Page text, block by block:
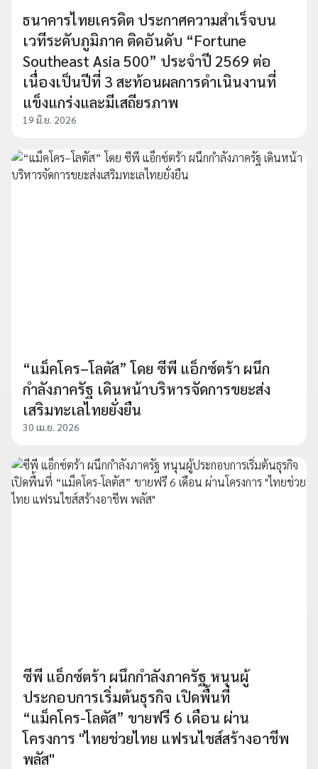
ธนาคารไทยเครดิต ประกาศความสำเร็จบน
เวทีระดับภูมิภาค ติดอันดับ “Fortune
Southeast Asia 500” ประจำปี 2569 ต่อ
เนื่องเป็นปีที่ 3 สะท้อนผลการดำเนินงานที่
แข็งแกร่งและมีเสถียรภาพ
19 มิ.ย. 2026
“แม็คโคร–โลตัส” โดย ซีพี แอ็กซ์ตร้า ผนึก
กำลังภาครัฐ เดินหน้าบริหารจัดการขยะส่ง
เสริมทะเลไทยยั่งยืน
30 เม.ย. 2026
ซีพี แอ็กซ์ตร้า ผนึกกำลังภาครัฐ หนุนผู้
ประกอบการเริ่มต้นธุรกิจ เปิดพื้นที่
“แม็คโคร-โลตัส” ขายฟรี 6 เดือน ผ่าน
โครงการ "ไทยช่วยไทย แฟรนไชส์สร้างอาชีพ
พลัส"